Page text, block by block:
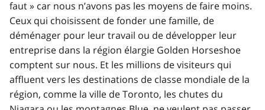
faut » car nous n’avons pas les moyens de faire moins.
Ceux qui choisissent de fonder une famille, de
déménager pour leur travail ou de développer leur
entreprise dans la région élargie Golden Horseshoe
comptent sur nous. Et les millions de visiteurs qui
affluent vers les destinations de classe mondiale de la
région, comme la ville de Toronto, les chutes du